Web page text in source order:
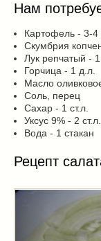
Новогоднее
Пасха(7)
Нам
Картофель - 3-4
Скумбрия
Лук репчатый -
Горчица - 1 д.л.
Масло
Соль, перец
Сахар - 1 ст.л.
Уксус 9% - 2 ст.л.
Вода - 1 стакан
Рецепт